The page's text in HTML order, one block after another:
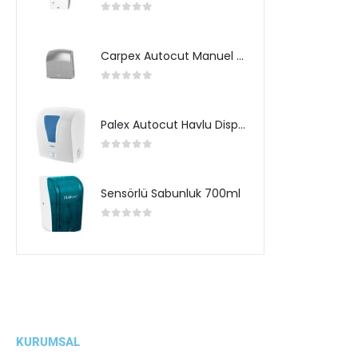
Carpex Autocut Manuel Havlu Dispenseri
Palex Autocut Havlu Dispenseri
Sensörlü Sabunluk 700ml
KURUMSAL